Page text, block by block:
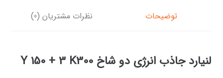
توضیحات نظرات مشتریان (0)
لنیارد جاذب انرژی دو شاخ Y 150 + 3 K300